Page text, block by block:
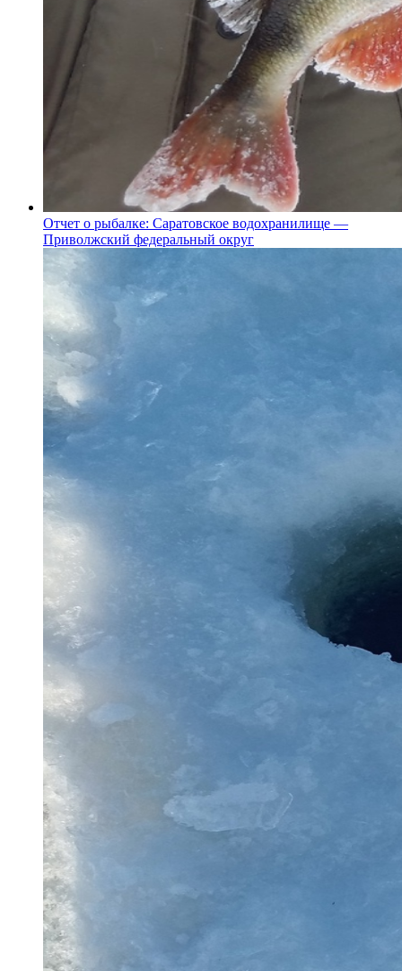
Отчет о рыбалке: Саратовское водохранилище —
Приволжский федеральный округ